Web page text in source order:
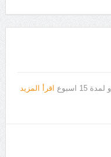
اسبوع اقرأ المزيد